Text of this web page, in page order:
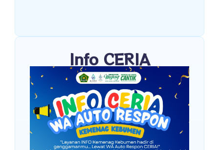
Info CERIA